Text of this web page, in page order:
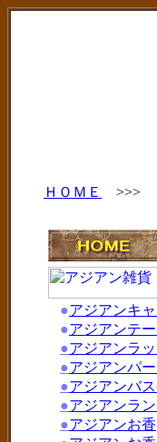
ＨＯＭＥ
>>>
●アジアンキ
●アジアンテ
●アジアンラ
●アジアンパ
●アジアンバ
●アジアンラ
●アジアンお香